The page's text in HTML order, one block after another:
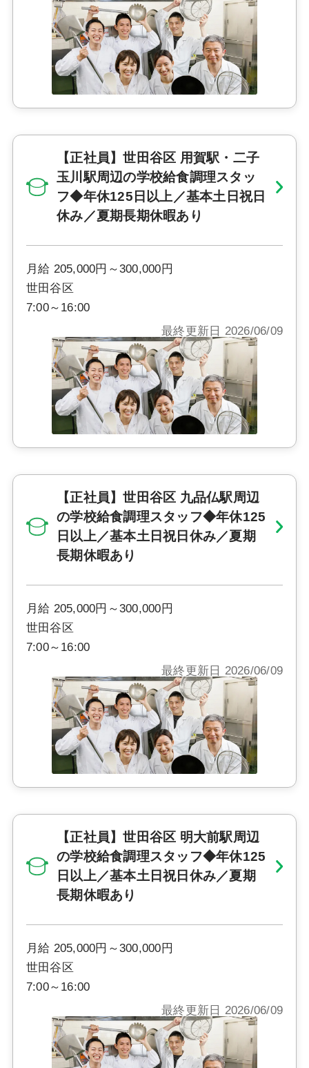
【正社員】世田谷区 用賀駅・二子
玉川駅周辺の学校給食調理スタッ
フ◆年休125日以上／基本土日祝日
休み／夏期長期休暇あり
月給 205,000円～300,000円
世田谷区
7:00～16:00
最終更新日 2026/06/09
【正社員】世田谷区 九品仏駅周辺
の学校給食調理スタッフ◆年休125
日以上／基本土日祝日休み／夏期
長期休暇あり
月給 205,000円～300,000円
世田谷区
7:00～16:00
最終更新日 2026/06/09
【正社員】世田谷区 明大前駅周辺
の学校給食調理スタッフ◆年休125
日以上／基本土日祝日休み／夏期
長期休暇あり
月給 205,000円～300,000円
世田谷区
7:00～16:00
最終更新日 2026/06/09